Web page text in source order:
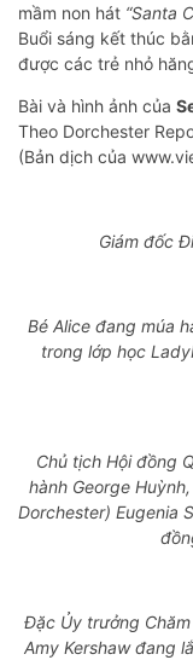
mầm non hát “Santa
Buổi sáng kết thúc
được các trẻ nhỏ
Bài và hình ảnh của
Theo Dorchester
(Bản dịch của
Giám đốc
Bé Alice đang múa
trong lớp học
Chủ tịch Hội đồng
hành George
Dorchester) Eugenia
Đặc Ủy trưởng
Amy Kershaw đang